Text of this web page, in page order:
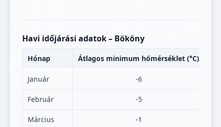
Havi időjárási adatok – Bököny
Hónap Átlagos minimum hőmérséklet (°C)
Január -6
Február -5
Március -1